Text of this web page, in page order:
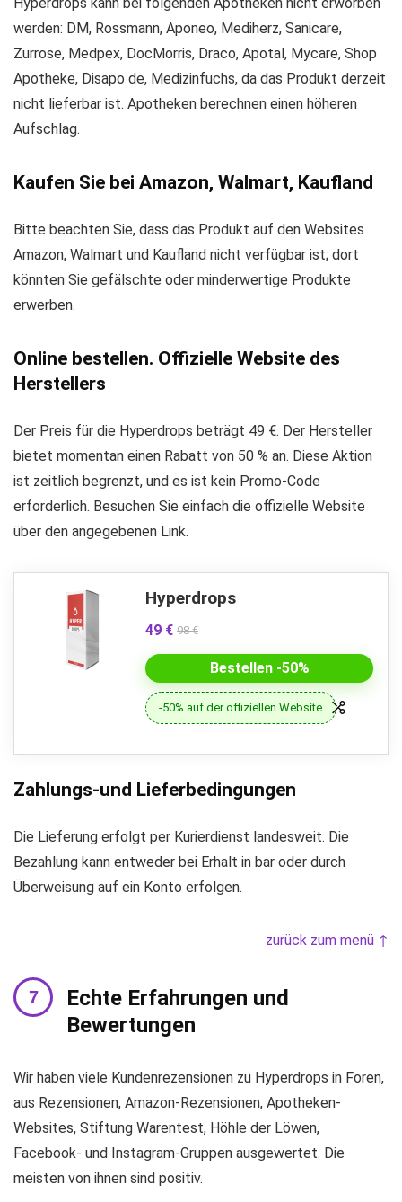
werden: DM, Rossmann, Aponeo, Mediherz, Sanicare,
Zurrose, Medpex, DocMorris, Draco, Apotal, Mycare, Shop
Apotheke, Disapo de, Medizinfuchs, da das Produkt derzeit
nicht lieferbar ist. Apotheken berechnen einen höheren
Aufschlag.
Kaufen Sie bei Amazon, Walmart, Kaufland
Bitte beachten Sie, dass das Produkt auf den Websites
Amazon, Walmart und Kaufland nicht verfügbar ist; dort
könnten Sie gefälschte oder minderwertige Produkte
erwerben.
Online bestellen. Offizielle Website des
Herstellers
Der Preis für die Hyperdrops beträgt 49 €. Der Hersteller
bietet momentan einen Rabatt von 50 % an. Diese Aktion
ist zeitlich begrenzt, und es ist kein Promo-Code
erforderlich. Besuchen Sie einfach die offizielle Website
über den angegebenen Link.
Hyperdrops
49 € 98 €
Bestellen -50%
-50% auf der offiziellen Website
Zahlungs-und Lieferbedingungen
Die Lieferung erfolgt per Kurierdienst landesweit. Die
Bezahlung kann entweder bei Erhalt in bar oder durch
Überweisung auf ein Konto erfolgen.
zurück zum menü ↑
Echte Erfahrungen und
Bewertungen
Wir haben viele Kundenrezensionen zu Hyperdrops in Foren,
aus Rezensionen, Amazon-Rezensionen, Apotheken-
Websites, Stiftung Warentest, Höhle der Löwen,
Facebook- und Instagram-Gruppen ausgewertet. Die
meisten von ihnen sind positiv.